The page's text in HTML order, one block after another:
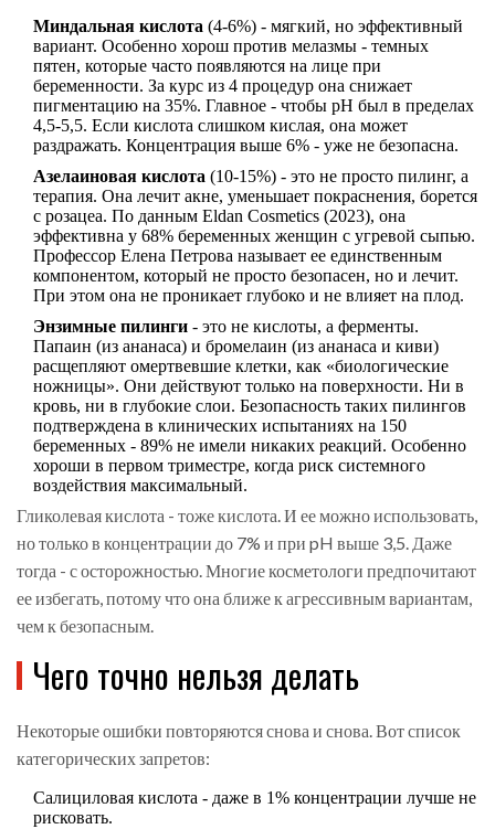
Миндальная кислота (4-6%) - мягкий, но эффективный
вариант. Особенно хорош против мелазмы - темных
пятен, которые часто появляются на лице при
беременности. За курс из 4 процедур она снижает
пигментацию на 35%. Главное - чтобы pH был в пределах
4,5-5,5. Если кислота слишком кислая, она может
раздражать. Концентрация выше 6% - уже не безопасна.
Азелаиновая кислота (10-15%) - это не просто пилинг, а
терапия. Она лечит акне, уменьшает покраснения, борется
с розацеа. По данным Eldan Cosmetics (2023), она
эффективна у 68% беременных женщин с угревой сыпью.
Профессор Елена Петрова называет ее единственным
компонентом, который не просто безопасен, но и лечит.
При этом она не проникает глубоко и не влияет на плод.
Энзимные пилинги - это не кислоты, а ферменты.
Папаин (из ананаса) и бромелаин (из ананаса и киви)
расщепляют омертвевшие клетки, как «биологические
ножницы». Они действуют только на поверхности. Ни в
кровь, ни в глубокие слои. Безопасность таких пилингов
подтверждена в клинических испытаниях на 150
беременных - 89% не имели никаких реакций. Особенно
хороши в первом триместре, когда риск системного
воздействия максимальный.
Гликолевая кислота - тоже кислота. И ее можно использовать,
но только в концентрации до 7% и при pH выше 3,5. Даже
тогда - с осторожностью. Многие косметологи предпочитают
ее избегать, потому что она ближе к агрессивным вариантам,
чем к безопасным.
Чего точно нельзя делать
Некоторые ошибки повторяются снова и снова. Вот список
категорических запретов:
Салициловая кислота - даже в 1% концентрации лучше не
рисковать.